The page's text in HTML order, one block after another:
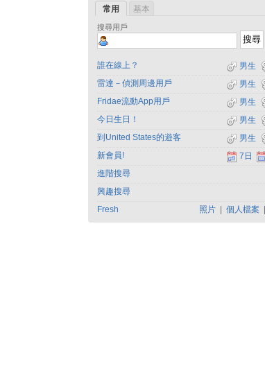
常用 基本
搜尋用戶
誰在線上？
男生
雷達－偵測周邊用戶
男生
Fridae流動App用戶
男生
今日生日！
男生
到United States的遊客
男生
新會員!
7日
進階搜尋
興趣搜尋
Fresh
照片 個人檔案